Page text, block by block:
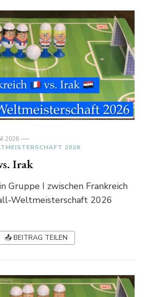
2026
2026
Irak
Gruppe I zwischen Frankreich
Weltmeisterschaft 2026
📤 BEITRAG TEILEN